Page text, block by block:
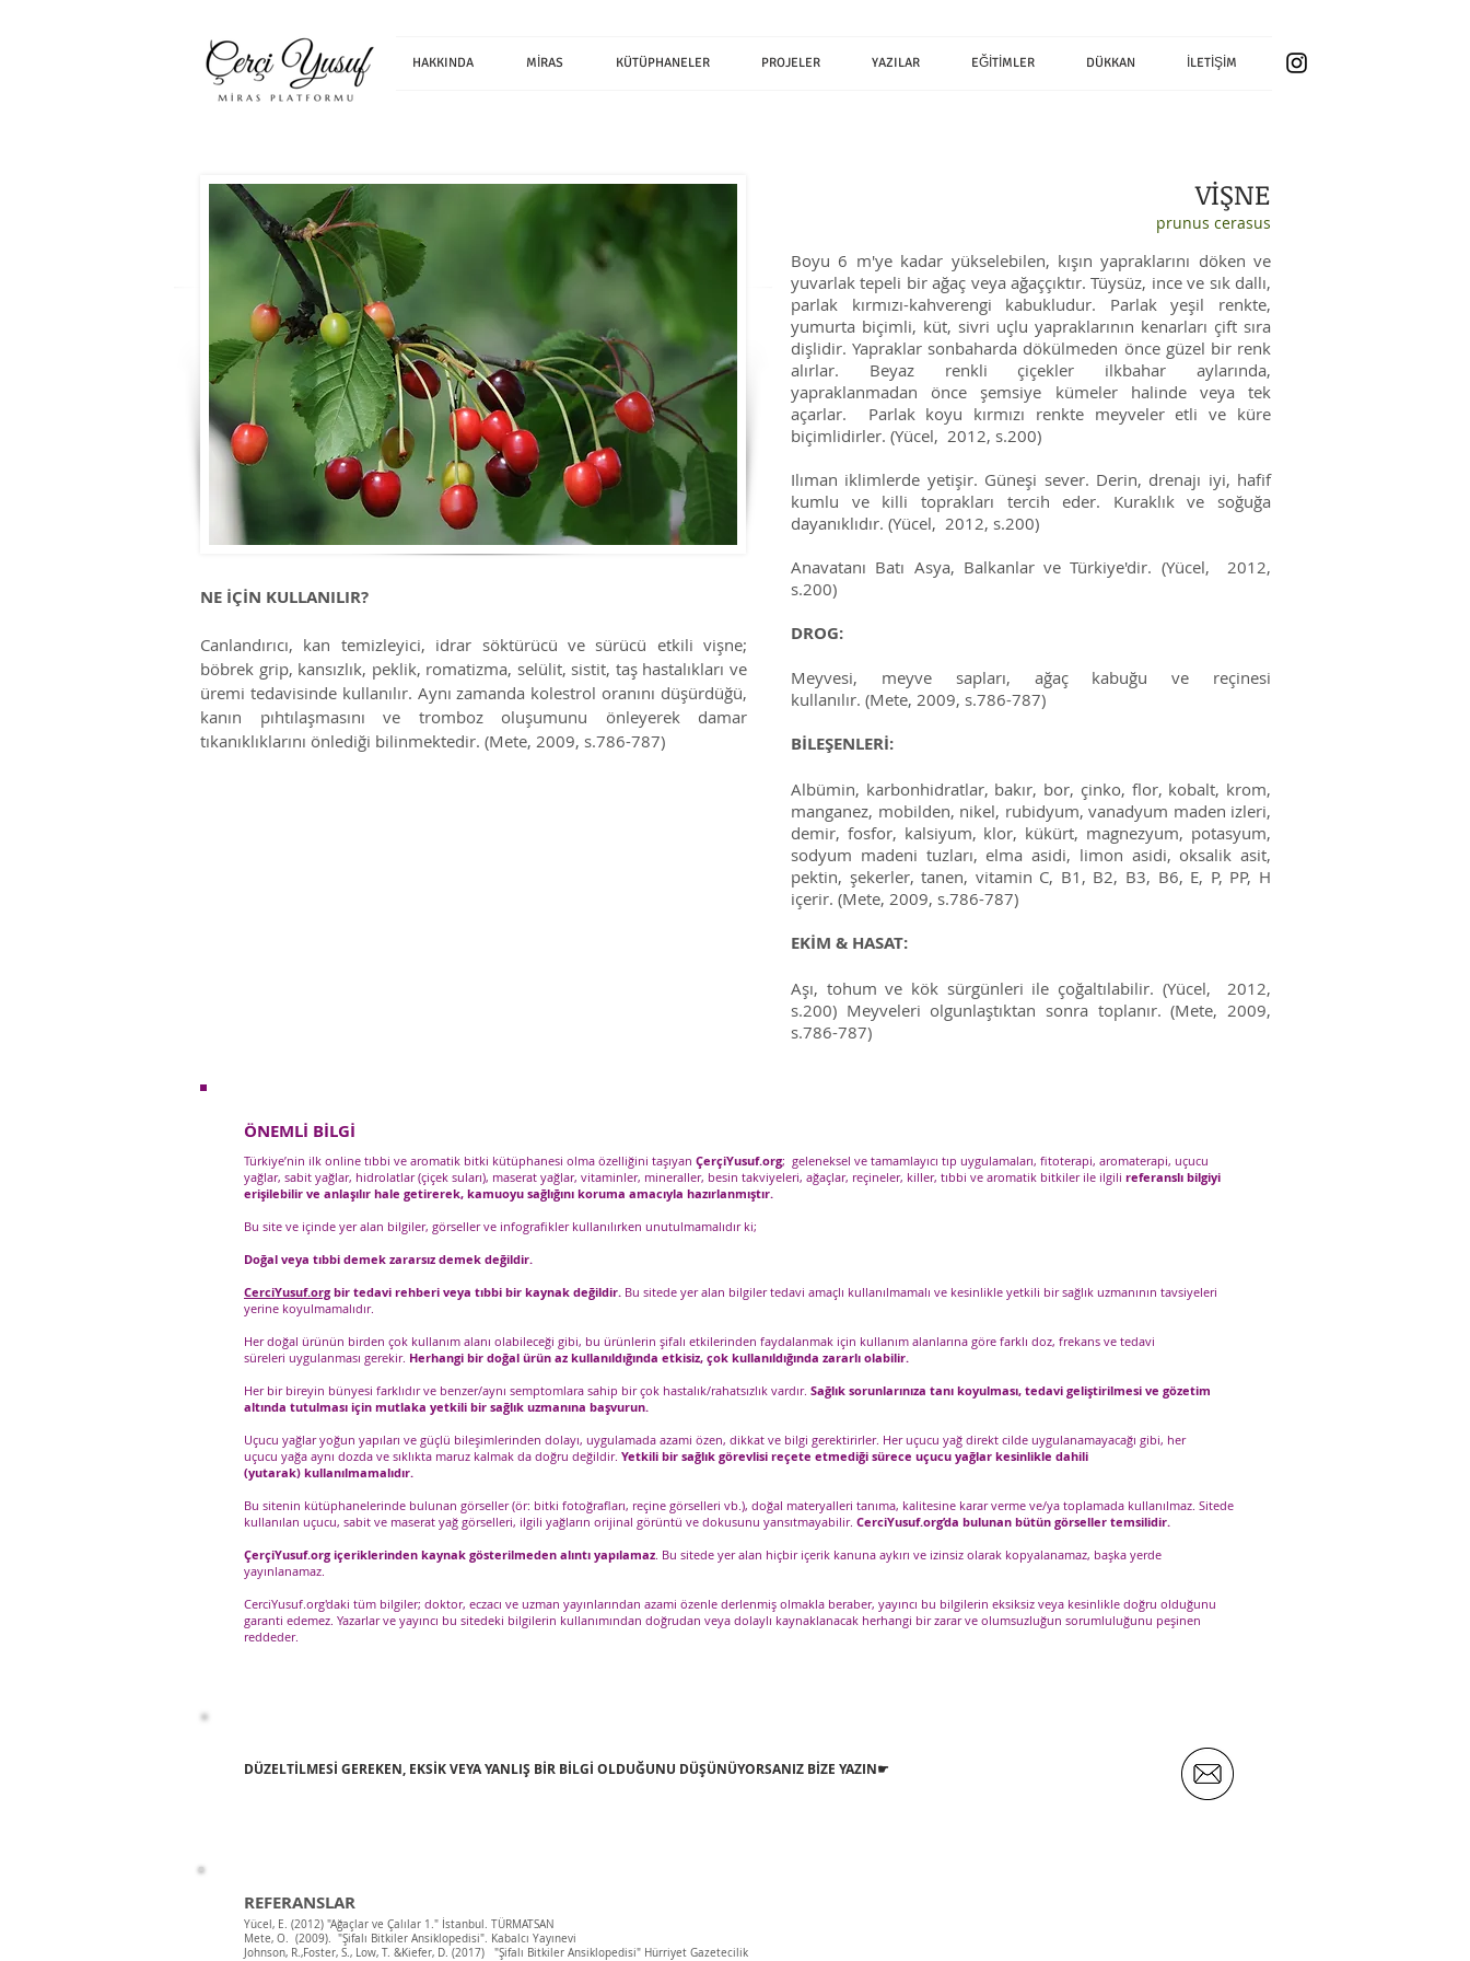
HAKKINDA MİRAS KÜTÜPHANELER PROJELER YAZILAR EĞİTİMLER DÜKKAN İLETİŞİM
NE İÇİN KULLANILIR?
Canlandırıcı, kan temizleyici, idrar söktürücü ve sürücü etkili vişne;
böbrek grip, kansızlık, peklik, romatizma, selülit, sistit, taş hastalıkları ve
üremi tedavisinde kullanılır. Aynı zamanda kolestrol oranını düşürdüğü,
kanın pıhtılaşmasını ve tromboz oluşumunu önleyerek damar
tıkanıklıklarını önlediği bilinmektedir. (Mete, 2009, s.786-787)
VİŞNE
prunus cerasus
Boyu 6 m'ye kadar yükselebilen, kışın yapraklarını döken ve
yuvarlak tepeli bir ağaç veya ağaççıktır. Tüysüz, ince ve sık dallı,
parlak kırmızı-kahverengi kabukludur. Parlak yeşil renkte,
yumurta biçimli, küt, sivri uçlu yapraklarının kenarları çift sıra
dişlidir. Yapraklar sonbaharda dökülmeden önce güzel bir renk
alırlar. Beyaz renkli çiçekler ilkbahar aylarında,
yapraklanmadan önce şemsiye kümeler halinde veya tek
açarlar. Parlak koyu kırmızı renkte meyveler etli ve küre
biçimlidirler. (Yücel, 2012, s.200)
Ilıman iklimlerde yetişir. Güneşi sever. Derin, drenajı iyi, hafif
kumlu ve killi toprakları tercih eder. Kuraklık ve soğuğa
dayanıklıdır. (Yücel, 2012, s.200)
Anavatanı Batı Asya, Balkanlar ve Türkiye'dir. (Yücel, 2012,
s.200)
DROG:
Meyvesi, meyve sapları, ağaç kabuğu ve reçinesi
kullanılır. (Mete, 2009, s.786-787)
BİLEŞENLERİ:
Albümin, karbonhidratlar, bakır, bor, çinko, flor, kobalt, krom,
manganez, mobilden, nikel, rubidyum, vanadyum maden izleri,
demir, fosfor, kalsiyum, klor, kükürt, magnezyum, potasyum,
sodyum madeni tuzları, elma asidi, limon asidi, oksalik asit,
pektin, şekerler, tanen, vitamin C, B1, B2, B3, B6, E, P, PP, H
içerir. (Mete, 2009, s.786-787)
EKİM & HASAT:
Aşı, tohum ve kök sürgünleri ile çoğaltılabilir. (Yücel, 2012,
s.200) Meyveleri olgunlaştıktan sonra toplanır. (Mete, 2009,
s.786-787)
ÖNEMLİ BİLGİ
Türkiye’nin ilk online tıbbi ve aromatik bitki kütüphanesi olma özelliğini taşıyan ÇerçiYusuf.org; geleneksel ve tamamlayıcı tıp uygulamaları, fitoterapi, aromaterapi, uçucu
yağlar, sabit yağlar, hidrolatlar (çiçek suları), maserat yağlar, vitaminler, mineraller, besin takviyeleri, ağaçlar, reçineler, killer, tıbbi ve aromatik bitkiler ile ilgili referanslı bilgiyi
erişilebilir ve anlaşılır hale getirerek, kamuoyu sağlığını koruma amacıyla hazırlanmıştır.
Bu site ve içinde yer alan bilgiler, görseller ve infografikler kullanılırken unutulmamalıdır ki;
Doğal veya tıbbi demek zararsız demek değildir.
CerciYusuf.org bir tedavi rehberi veya tıbbi bir kaynak değildir. Bu sitede yer alan bilgiler tedavi amaçlı kullanılmamalı ve kesinlikle yetkili bir sağlık uzmanının tavsiyeleri
yerine koyulmamalıdır.
Her doğal ürünün birden çok kullanım alanı olabileceği gibi, bu ürünlerin şifalı etkilerinden faydalanmak için kullanım alanlarına göre farklı doz, frekans ve tedavi
süreleri uygulanması gerekir. Herhangi bir doğal ürün az kullanıldığında etkisiz, çok kullanıldığında zararlı olabilir.
Her bir bireyin bünyesi farklıdır ve benzer/aynı semptomlara sahip bir çok hastalık/rahatsızlık vardır. Sağlık sorunlarınıza tanı koyulması, tedavi geliştirilmesi ve gözetim
altında tutulması için mutlaka yetkili bir sağlık uzmanına başvurun.
Uçucu yağlar yoğun yapıları ve güçlü bileşimlerinden dolayı, uygulamada azami özen, dikkat ve bilgi gerektirirler. Her uçucu yağ direkt cilde uygulanamayacağı gibi, her
uçucu yağa aynı dozda ve sıklıkta maruz kalmak da doğru değildir. Yetkili bir sağlık görevlisi reçete etmediği sürece uçucu yağlar kesinlikle dahili
(yutarak) kullanılmamalıdır.
Bu sitenin kütüphanelerinde bulunan görseller (ör: bitki fotoğrafları, reçine görselleri vb.), doğal materyalleri tanıma, kalitesine karar verme ve/ya toplamada kullanılmaz. Sitede
kullanılan uçucu, sabit ve maserat yağ görselleri, ilgili yağların orijinal görüntü ve dokusunu yansıtmayabilir. CerciYusuf.org’da bulunan bütün görseller temsilidir.
ÇerçiYusuf.org içeriklerinden kaynak gösterilmeden alıntı yapılamaz. Bu sitede yer alan hiçbir içerik kanuna aykırı ve izinsiz olarak kopyalanamaz, başka yerde
yayınlanamaz.
CerciYusuf.org'daki tüm bilgiler; doktor, eczacı ve uzman yayınlarından azami özenle derlenmiş olmakla beraber, yayıncı bu bilgilerin eksiksiz veya kesinlikle doğru olduğunu
garanti edemez. Yazarlar ve yayıncı bu sitedeki bilgilerin kullanımından doğrudan veya dolaylı kaynaklanacak herhangi bir zarar ve olumsuzluğun sorumluluğunu peşinen
reddeder.
DÜZELTİLMESİ GEREKEN, EKSİK VEYA YANLIŞ BİR BİLGİ OLDUĞUNU DÜŞÜNÜYORSANIZ BİZE YAZIN☛
REFERANSLAR
Yücel, E. (2012) "Ağaçlar ve Çalılar 1." İstanbul. TÜRMATSAN
Mete, O. (2009). "Şifalı Bitkiler Ansiklopedisi". Kabalcı Yayınevi
Johnson, R.,Foster, S., Low, T. &Kiefer, D. (2017) "Şifalı Bitkiler Ansiklopedisi" Hürriyet Gazetecilik